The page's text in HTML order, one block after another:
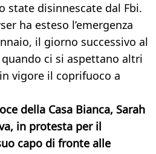
state disinnescate dal Fbi.
ha esteso l’emergenza
il giorno successivo al
ci si aspettano altri
vigore il coprifuoco a
della Casa Bianca, Sarah
in protesta per il
capo di fronte alle